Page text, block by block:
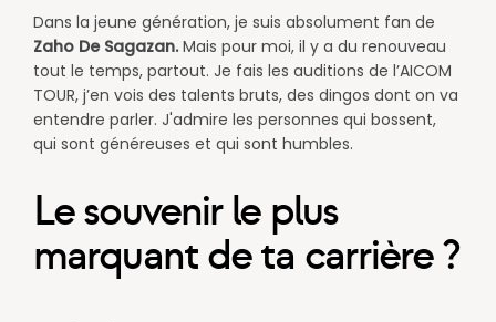
Dans la jeune génération, je suis absolument fan de
Zaho De Sagazan.Mais pour moi, il y a du renouveau
tout le temps, partout. Je fais les auditions de l’AICOM
TOUR, j’en vois des talents bruts, des dingos dont on va
entendre parler. J'admire les personnes qui bossent,
qui sont généreuses et qui sont humbles.
Le souvenir le plus
marquant de ta carrière ?